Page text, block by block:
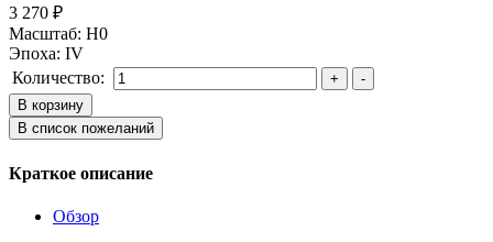
3 270 ₽
Масштаб: H0
Эпоха: IV
Количество:
Краткое описание
Обзор